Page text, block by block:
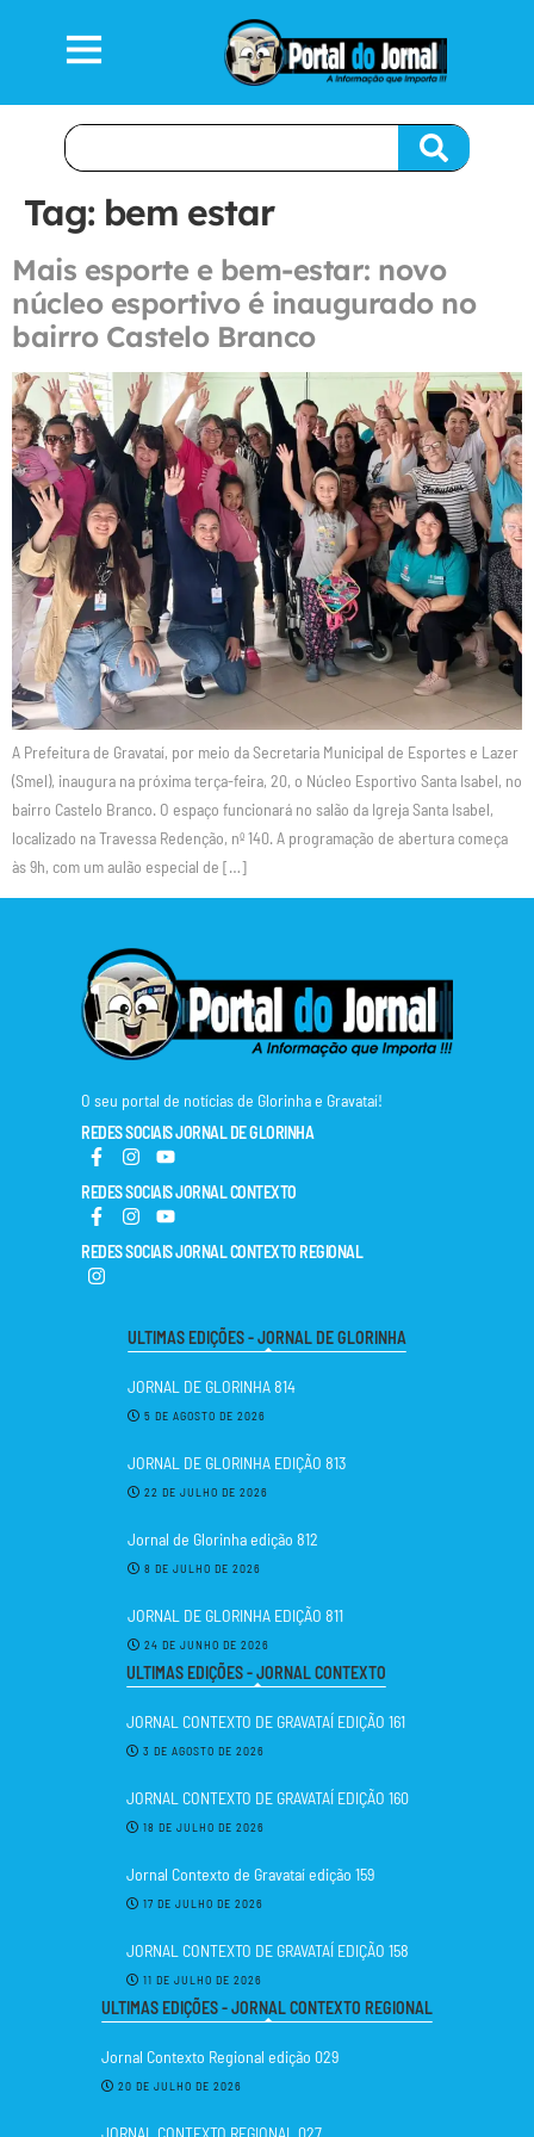
Tag: bem estar
Mais esporte e bem-estar: novo
núcleo esportivo é inaugurado no
bairro Castelo Branco
A Prefeitura de Gravataí, por meio da Secretaria Municipal de Esportes e Lazer
(Smel), inaugura na próxima terça-feira, 20, o Núcleo Esportivo Santa Isabel, no
bairro Castelo Branco. O espaço funcionará no salão da Igreja Santa Isabel,
localizado na Travessa Redenção, nº 140. A programação de abertura começa
às 9h, com um aulão especial de […]
O seu portal de notícias de Glorinha e Gravataí!
REDES SOCIAIS JORNAL DE GLORINHA
REDES SOCIAIS JORNAL CONTEXTO
REDES SOCIAIS JORNAL CONTEXTO REGIONAL
ULTIMAS EDIÇÕES - JORNAL DE GLORINHA
JORNAL DE GLORINHA 814
5 DE AGOSTO DE 2026
JORNAL DE GLORINHA EDIÇÃO 813
22 DE JULHO DE 2026
Jornal de Glorinha edição 812
8 DE JULHO DE 2026
JORNAL DE GLORINHA EDIÇÃO 811
24 DE JUNHO DE 2026
ULTIMAS EDIÇÕES - JORNAL CONTEXTO
JORNAL CONTEXTO DE GRAVATAÍ EDIÇÃO 161
3 DE AGOSTO DE 2026
JORNAL CONTEXTO DE GRAVATAÍ EDIÇÃO 160
18 DE JULHO DE 2026
Jornal Contexto de Gravataí edição 159
17 DE JULHO DE 2026
JORNAL CONTEXTO DE GRAVATAÍ EDIÇÃO 158
11 DE JULHO DE 2026
ULTIMAS EDIÇÕES - JORNAL CONTEXTO REGIONAL
Jornal Contexto Regional edição 029
20 DE JULHO DE 2026
JORNAL CONTEXTO REGIONAL 027